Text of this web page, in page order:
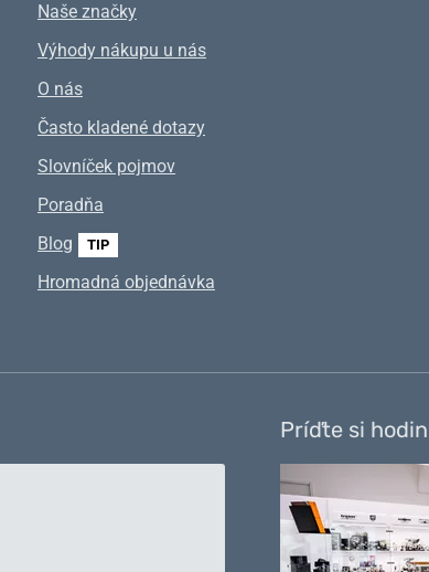
Naše značky
Výhody nákupu u nás
O nás
Často kladené dotazy
Slovníček pojmov
Poradňa
Blog
TIP
Hromadná objednávka
Príďte si